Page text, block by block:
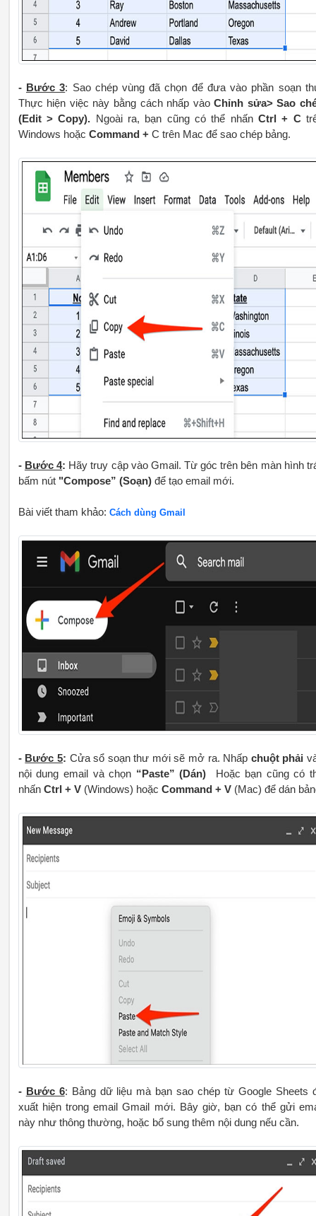
- Bước 3: Sao chép vùng đã chọn để đưa vào phần soạn
Thực hiện việc này bằng cách nhấp vàoChỉnh sửa> Sao
(Edit > Copy). Ngoài ra, bạn cũng có thể nhấn Ctrl + C
Windows hoặc Command + C trên Mac để sao chép bảng.
- Bước 4: Hãy truy cập vào Gmail. Từ góc trên bên màn hình
bấm nút "Compose” (Soạn)để tạo email mới.
Bài viết tham khảo: Cách dùng Gmail
- Bước 5: Cửa sổ soạn thư mới sẽ mở ra. Nhấp chuột phải
nội dung email và chọn “Paste” (Dán) Hoặc bạn cũng có
nhấn Ctrl + V(Windows) hoặc Command + V(Mac) để dán
- Bước 6: Bảng dữ liệu mà bạn sao chép từ Google Sheets
xuất hiện trong email Gmail mới. Bây giờ, bạn có thể gửi
này như thông thường, hoặc bổ sung thêm nội dung nếu cần.